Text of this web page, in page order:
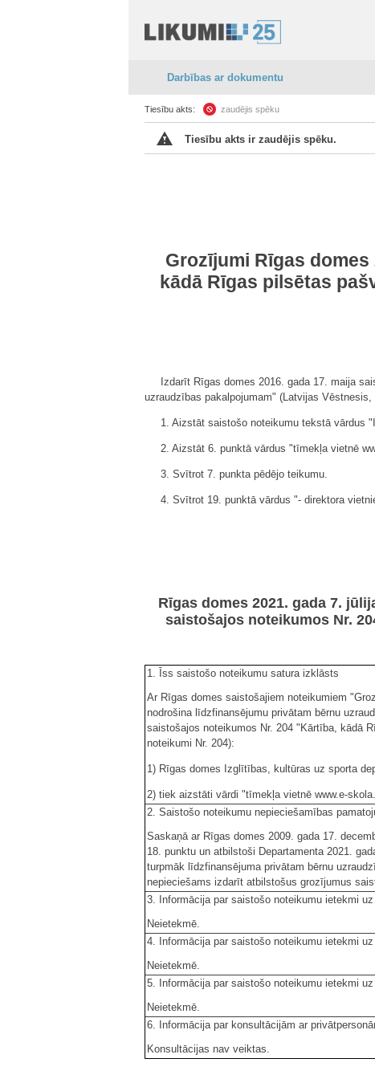
Darbības ar dokumentu
Tiesību akts: zaudējis spēku
Tiesību akts ir zaudējis spēku.
Grozījumi Rīgas
kādā Rīgas pilsētas
Izdarīt Rīgas domes 2016. gada 17. maija
uzraudzības pakalpojumam" (Latvijas
1. Aizstāt saistošo noteikumu tekstā vārdus
2. Aizstāt 6. punktā vārdus "tīmekļa vietnē
3. Svītrot 7. punkta pēdējo teikumu.
4. Svītrot 19. punktā vārdus "- direktora
Rīgas domes 2021. gada 7.
saistošajos noteikumos Nr.
1. Īss saistošo noteikumu satura izklāsts
Ar Rīgas domes saistošajiem noteikumiem
nodrošina līdzfinansējumu privātam bērnu
saistošajos noteikumos Nr. 204 "Kārtība, kādā
noteikumi Nr. 204):
1) Rīgas domes Izglītības, kultūras uz sporta
2) tiek aizstāti vārdi "tīmekļa vietnē www.e-
2. Saistošo noteikumu nepieciešamības
Saskaņā ar Rīgas domes 2009. gada 17.
18. punktu un atbilstoši Departamenta 2021.
turpmāk līdzfinansējuma privātam bērnu
nepieciešams izdarīt atbilstošus grozījumus
3. Informācija par saistošo noteikumu ietekmi
Neietekmē.
4. Informācija par saistošo noteikumu ietekmi
Neietekmē.
5. Informācija par saistošo noteikumu ietekmi
Neietekmē.
6. Informācija par konsultācijām ar
Konsultācijas nav veiktas.